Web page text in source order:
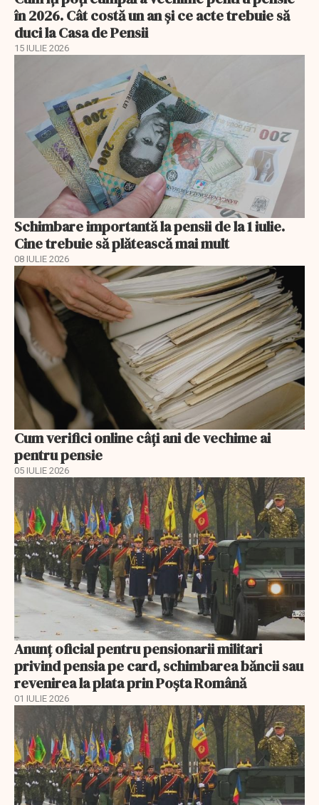
în 2026. Cât costă un an și ce acte trebuie să
duci la Casa de Pensii
15 IULIE 2026
Schimbare importantă la pensii de la 1 iulie.
Cine trebuie să plătească mai mult
08 IULIE 2026
Cum verifici online câți ani de vechime ai
pentru pensie
05 IULIE 2026
Anunţ oficial pentru pensionarii militari
privind pensia pe card, schimbarea băncii sau
revenirea la plata prin Poşta Română
01 IULIE 2026